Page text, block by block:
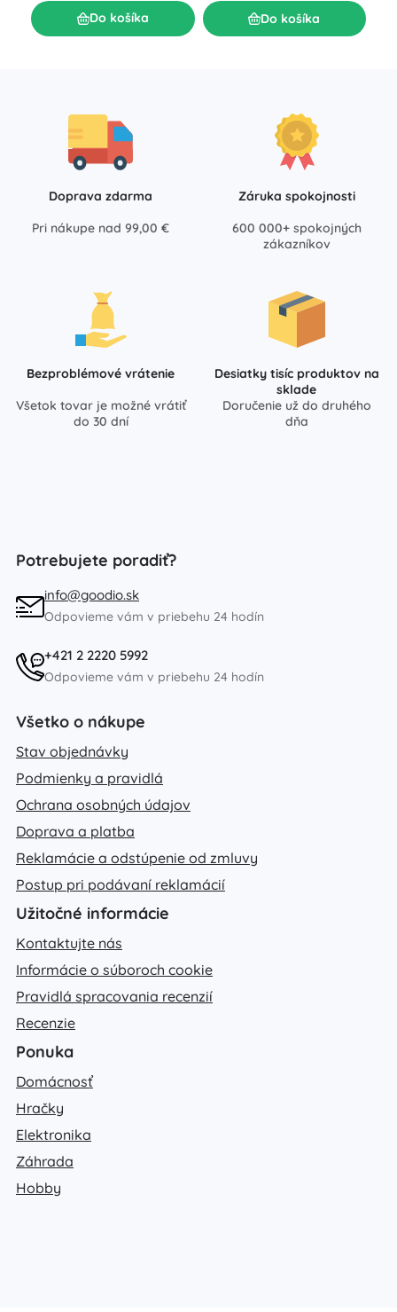
Do košíka Do košíka
Doprava zdarma
Pri nákupe nad 99,00 €
Záruka spokojnosti
600 000+ spokojných
zákazníkov
Bezproblémové vrátenie
Všetok tovar je možné vrátiť
do 30 dní
Desiatky tisíc produktov na
sklade
Doručenie už do druhého
dňa
Potrebujete poradiť?
info@goodio.sk
Odpovieme vám v priebehu 24 hodín
+421 2 2220 5992
Odpovieme vám v priebehu 24 hodín
Všetko o nákupe
Stav objednávky
Podmienky a pravidlá
Ochrana osobných údajov
Doprava a platba
Reklamácie a odstúpenie od zmluvy
Postup pri podávaní reklamácií
Užitočné informácie
Kontaktujte nás
Informácie o súboroch cookie
Pravidlá spracovania recenzií
Recenzie
Ponuka
Domácnosť
Hračky
Elektronika
Záhrada
Hobby